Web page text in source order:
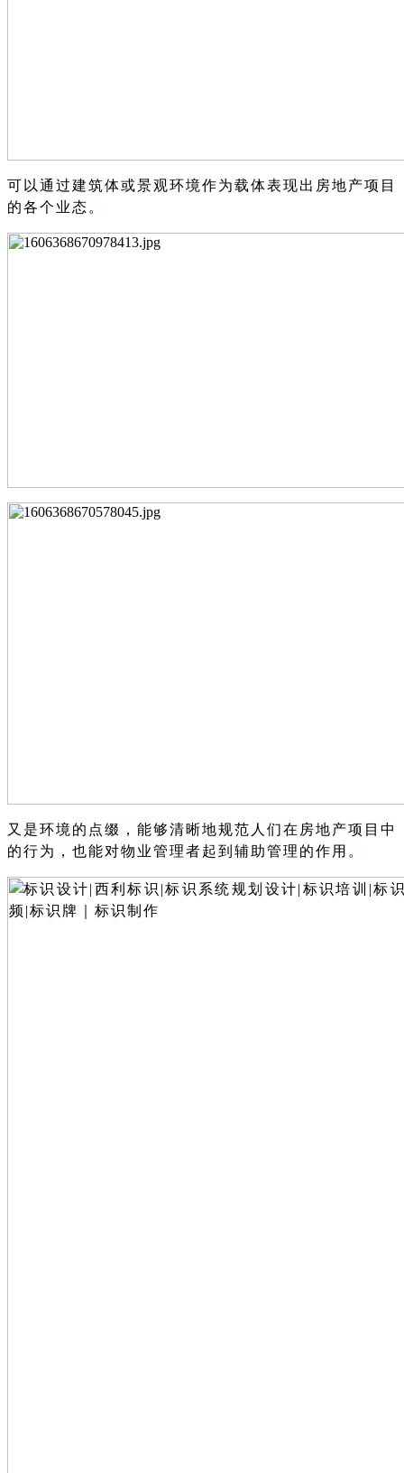
可以通过建筑体或景观环境作为载体表现出房地产项目
的各个业态。
又是环境的点缀，能够清晰地规范人们在房地产项目中
的行为，也能对物业管理者起到辅助管理的作用。